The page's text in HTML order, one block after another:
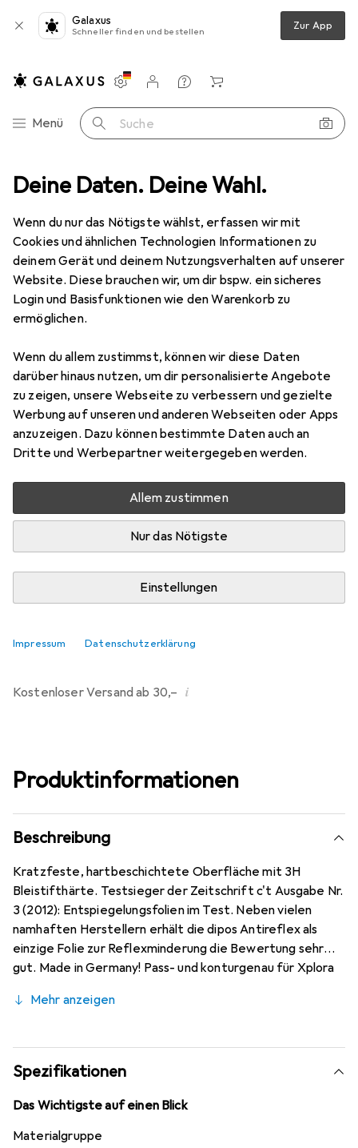
Deine Daten. Deine Wahl.
Wenn du nur das Nötigste wählst, erfassen wir mit
Cookies und ähnlichen Technologien Informationen zu
deinem Gerät und deinem Nutzungsverhalten auf unserer
Website. Diese brauchen wir, um dir bspw. ein sicheres
Login und Basisfunktionen wie den Warenkorb zu
ermöglichen.
Wenn du allem zustimmst, können wir diese Daten
darüber hinaus nutzen, um dir personalisierte Angebote
zu zeigen, unsere Webseite zu verbessern und gezielte
Werbung auf unseren und anderen Webseiten oder Apps
anzuzeigen. Dazu können bestimmte Daten auch an
Dritte und Werbepartner weitergegeben werden.
Allem zustimmen
Nur das Nötigste
Einstellungen
Impressum Datenschutzerklärung
Galaxus
Schneller finden und bestellen Zur App
Navigation nach Kategorien
Menü Suche
Einstellungen
Kundenkonto
Vergleichslisten
Merklisten
Warenkorb
Smartwatch Schutzfolie Dipos Displayschutzfolie Antireflex
5 Bilder
DiposDisplayschutzfolie Antireflex
EUR
3,89
80
Bewertungen Marke
Mehr von Dipos
Mehr als 10 Stück an Lager beim Drittanbieter
Lieferort angeben für genaue Lieferzeit
In den Warenkorb
Vergleichen
Kostenloser Versand ab 30,– i
Produktinformationen
Beschreibung
Kratzfeste, hartbeschichtete Oberfläche mit 3H
Bleistifthärte. Testsieger der Zeitschrift c't Ausgabe Nr.
3 (2012): Entspiegelungsfolien im Test. Neben vielen
namhaften Herstellern erhält die dipos Antireflex als
einzige Folie zur Reflexminderung die Bewertung sehr
gut. Made in Germany! Pass- und konturgenau für Xplora
Kinderleichte Anbringung - 100% blasenfreie Montage bei
verdrängt die Luft beim Aufbringen und schmiegt sich
damit von selbst an das Display an. Keine
Beeinträchtigung der Bedienbarkeit! Die dipos
Displayschutzfolie bietet ein angenehmes Bediengefühl
Mehr anzeigen
Spezifikationen
Das Wichtigste auf einen Blick
Materialgruppe